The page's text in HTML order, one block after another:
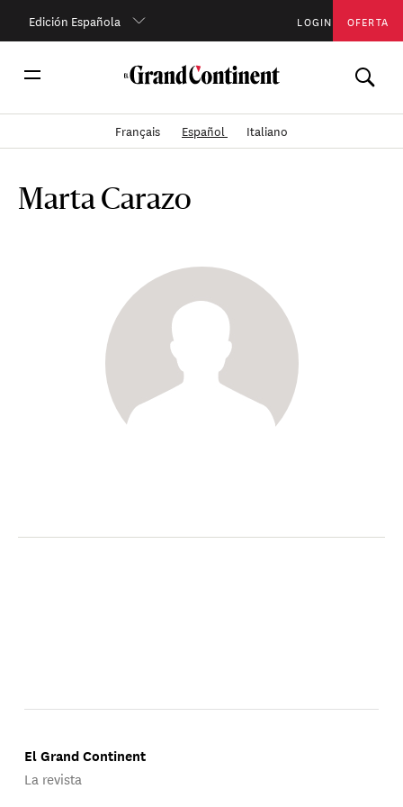
Edición Española LOGIN OFERTA
Français Español Italiano
Marta Carazo
El Grand Continent
La revista